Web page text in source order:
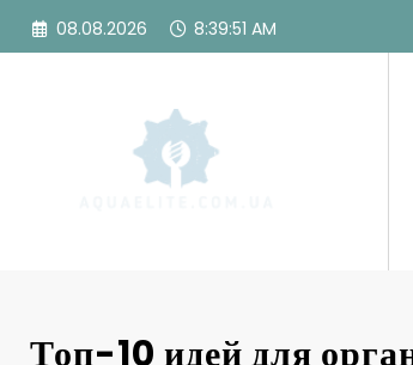
Перейти
08.08.2026 8:39:53 AM
Топ-10 идей для